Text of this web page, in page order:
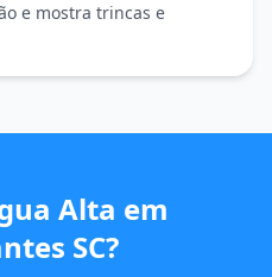
e mostra trincas e
Alta em
SC?